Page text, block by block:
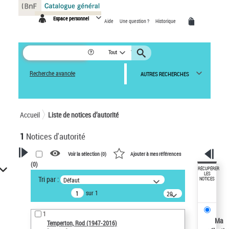
Espace personnel Aide Une question ? Historique
Tout
Recherche avancée AUTRES RECHERCHES
Accueil Liste de notices d’autorité
1 Notices d'autorité
VOTRE RECHERCHE
Recherche avancée dans les
notices d’autorité
Œuvres liées à l'auteur :
Temperton, Rod (1947-2016)
Voir la sélection (0) Ajouter à mes références
(0)
Tri par : Défaut
sur 1
20
résultats/page
1
Temperton, Rod (1947-2016)
RÉCUPÉRER
LES
NOTICES
Ma
Panneau de gestion des cookies